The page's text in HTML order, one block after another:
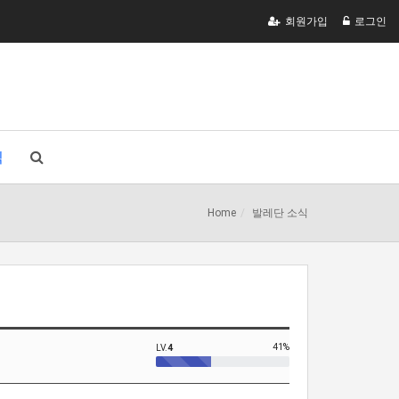
회원가입 로그인
Home 발레단 소식
LV.4 41%